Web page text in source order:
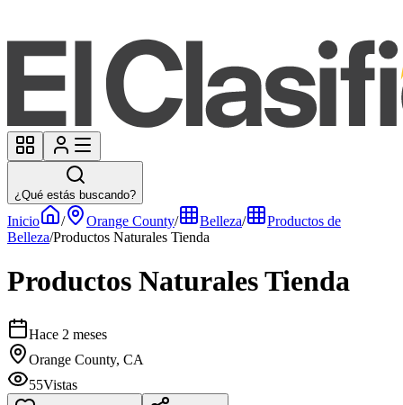
¿Qué estás buscando?
Inicio / Orange County/ Belleza/
Productos de
Belleza/Productos Naturales Tienda
Productos Naturales Tienda
Hace 2 meses
Orange County, CA
55Vistas